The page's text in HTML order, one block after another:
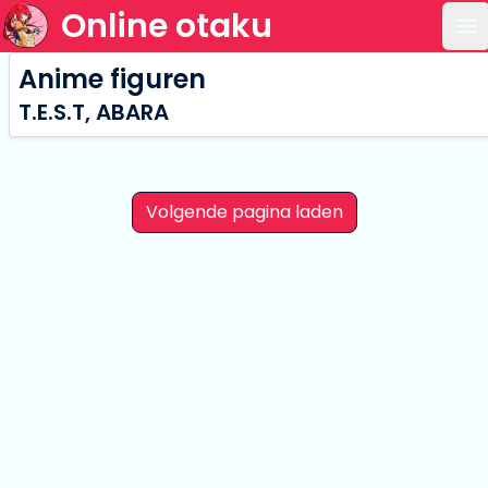
Online otaku
Anime figuren
T.E.S.T, ABARA
Volgende pagina laden